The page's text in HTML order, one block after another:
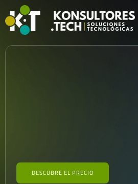
DESCUBRE EL PRECIO